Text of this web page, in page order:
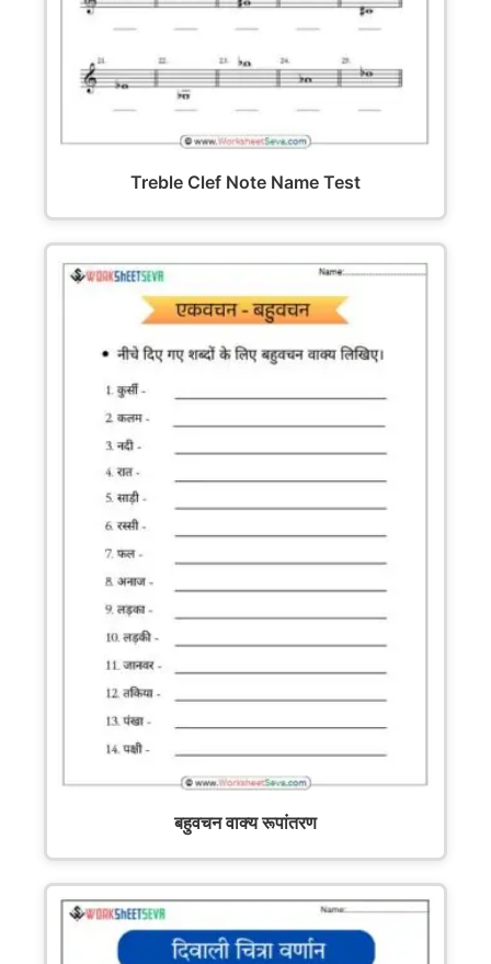
Treble Clef Note Name Test
बहुवचन वाक्य रूपांतरण